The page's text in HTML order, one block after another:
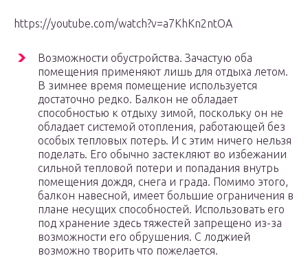
https://youtube.com/watch?v=a7KhKn2ntOA
Возможности обустройства. Зачастую оба
помещения применяют лишь для отдыха летом.
В зимнее время помещение используется
достаточно редко. Балкон не обладает
способностью к отдыху зимой, поскольку он не
обладает системой отопления, работающей без
особых тепловых потерь. И с этим ничего нельзя
поделать. Его обычно застекляют во избежании
сильной тепловой потери и попадания внутрь
помещения дождя, снега и града. Помимо этого,
балкон навесной, имеет большие ограничения в
плане несущих способностей. Использовать его
под хранение здесь тяжестей запрещено из-за
возможности его обрушения. С лоджией
возможно творить что пожелается.